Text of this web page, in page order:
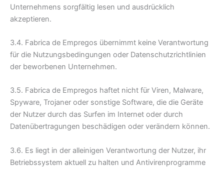
Unternehmens sorgfältig lesen und ausdrücklich
akzeptieren.
3.4. Fabrica de Empregos übernimmt keine Verantwortung
für die Nutzungsbedingungen oder Datenschutzrichtlinien
der beworbenen Unternehmen.
3.5. Fabrica de Empregos haftet nicht für Viren, Malware,
Spyware, Trojaner oder sonstige Software, die die Geräte
der Nutzer durch das Surfen im Internet oder durch
Datenübertragungen beschädigen oder verändern können.
3.6. Es liegt in der alleinigen Verantwortung der Nutzer, ihr
Betriebssystem aktuell zu halten und Antivirenprogramme